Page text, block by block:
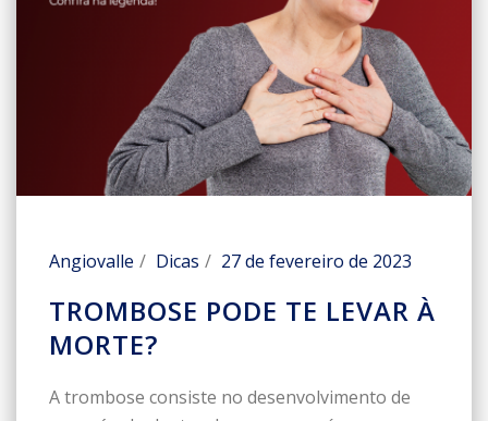
Angiovalle Dicas 27 de fevereiro de 2023
TROMBOSE PODE TE LEVAR À
MORTE?
A trombose consiste no desenvolvimento de